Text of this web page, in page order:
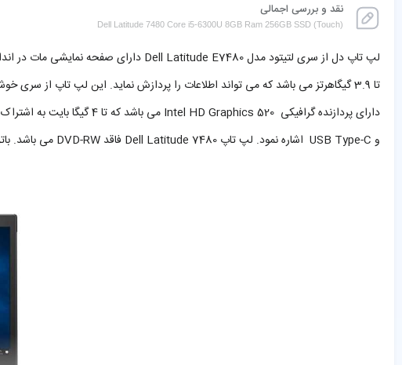
نقد و بررسی اجمالی
Dell Latitude 7480 Core i5-6300U 8GB Ram 256GB SSD (Touch)
و USB Type-C اشاره نمود. لپ تاپ Dell Latitude 7480 فاقد DVD-RW می باشد. باتری این لپ تاپ از نوع لیتیوم-یون 4 سلولی می باشد.